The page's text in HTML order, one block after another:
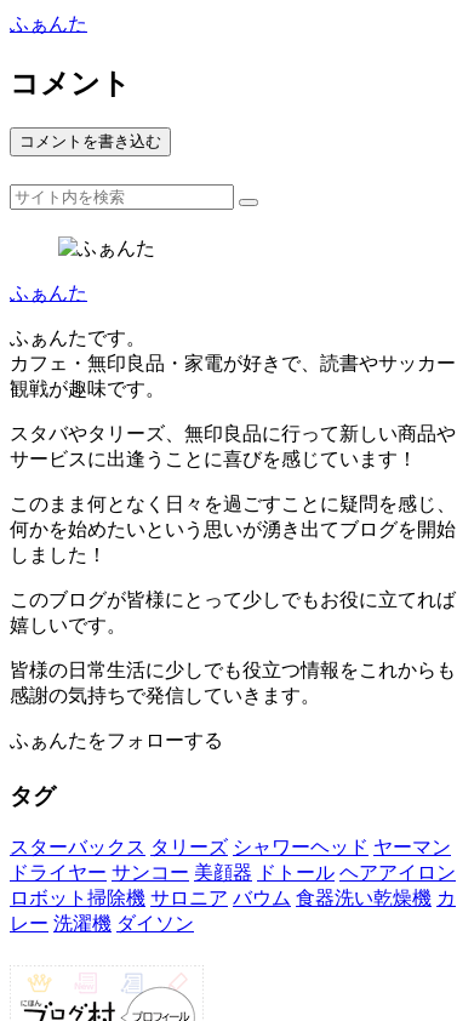
ふぁんた
コメント
コメントを書き込む
ふぁんた
ふぁんたです。
カフェ・無印良品・家電が好きで、読書やサッカー
観戦が趣味です。
スタバやタリーズ、無印良品に行って新しい商品や
サービスに出逢うことに喜びを感じています！
このまま何となく日々を過ごすことに疑問を感じ、
何かを始めたいという思いが湧き出てブログを開始
しました！
このブログが皆様にとって少しでもお役に立てれば
嬉しいです。
皆様の日常生活に少しでも役立つ情報をこれからも
感謝の気持ちで発信していきます。
ふぁんたをフォローする
タグ
スターバックス タリーズ シャワーヘッド ヤーマン
ドライヤー サンコー 美顔器 ドトール ヘアアイロン
ロボット掃除機 サロニア バウム 食器洗い乾燥機 カ
レー 洗濯機 ダイソン